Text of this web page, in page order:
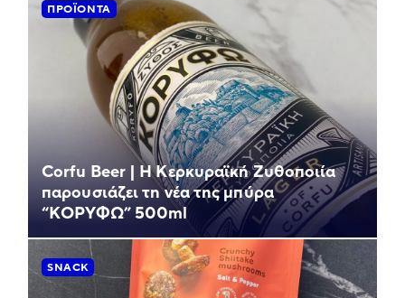
ΠΡΟΪΌΝΤΑ
Corfu Beer | Η Κερκυραϊκή Ζυθοποιία
παρουσιάζει τη νέα της μπύρα
“ΚΟΡΥΦΩ” 500ml
SNACK